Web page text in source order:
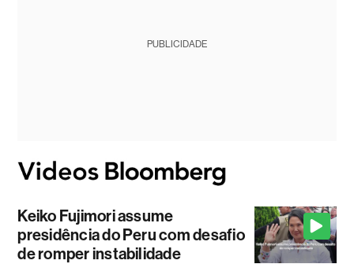
PUBLICIDADE
Keiko Fujimori assume
presidência do Peru com desafio
de romper instabilidade